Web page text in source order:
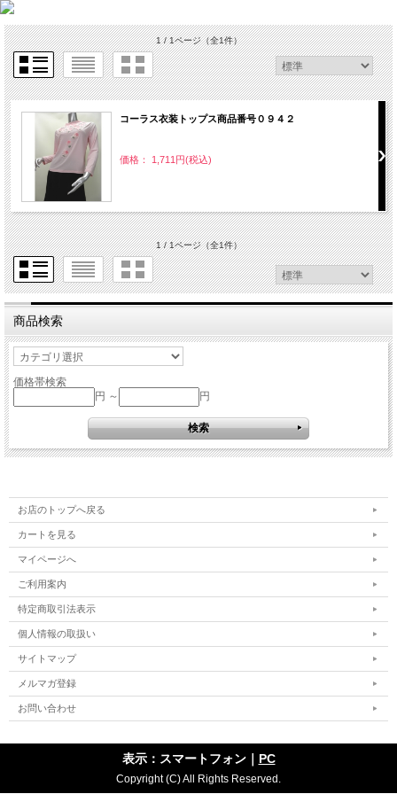
1 / 1ページ（全1件）
コーラス衣装トップス商品番号０９４２
価格： 1,711円(税込)
1 / 1ページ（全1件）
商品検索
価格帯検索
円 ～
円
お店のトップへ戻る
カートを見る
マイページへ
ご利用案内
特定商取引法表示
個人情報の取扱い
サイトマップ
メルマガ登録
お問い合わせ
表示：スマートフォン｜ PC
Copyright (C) All Rights Reserved.